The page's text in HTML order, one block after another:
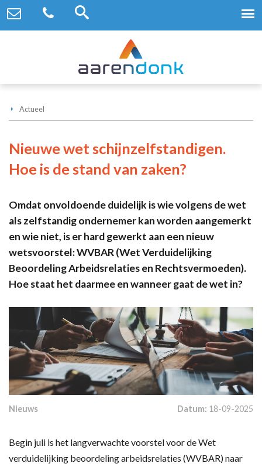
Actueel
Nieuwe wet schijnzelfstandigen.
Hoe is de stand van zaken?
Omdat onvoldoende duidelijk is wie volgens de wet
als zelfstandig ondernemer kan worden aangemerkt
en wie niet, is er hard gewerkt aan een nieuw
wetsvoorstel: WVBAR (Wet Verduidelijking
Beoordeling Arbeidsrelaties en Rechtsvermoeden).
Hoe staat het daarmee en wanneer gaat de wet in?
Nieuws Datum: 18-09-2025
Begin juli is het langverwachte voorstel voor de Wet
verduidelijking beoordeling arbeidsrelaties (WVBAR) naar